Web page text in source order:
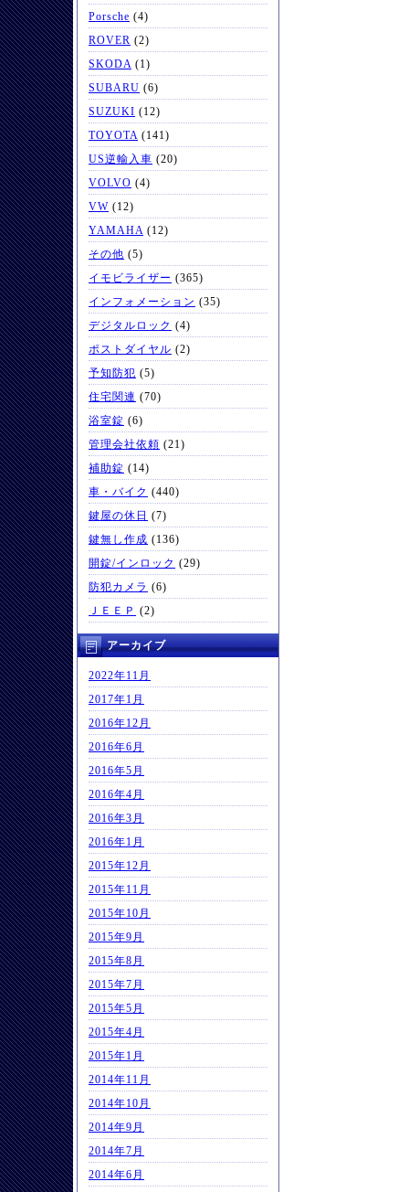
Porsche (4)
ROVER (2)
SKODA (1)
SUBARU (6)
SUZUKI (12)
TOYOTA (141)
US逆輸入車 (20)
VOLVO (4)
VW (12)
YAMAHA (12)
その他 (5)
イモビライザー (365)
インフォメーション (35)
デジタルロック (4)
ポストダイヤル (2)
予知防犯 (5)
住宅関連 (70)
浴室錠 (6)
管理会社依頼 (21)
補助錠 (14)
車・バイク (440)
鍵屋の休日 (7)
鍵無し作成 (136)
開錠/インロック (29)
防犯カメラ (6)
ＪＥＥＰ (2)
アーカイブ
2022年11月
2017年1月
2016年12月
2016年6月
2016年5月
2016年4月
2016年3月
2016年1月
2015年12月
2015年11月
2015年10月
2015年9月
2015年8月
2015年7月
2015年5月
2015年4月
2015年1月
2014年11月
2014年10月
2014年9月
2014年7月
2014年6月